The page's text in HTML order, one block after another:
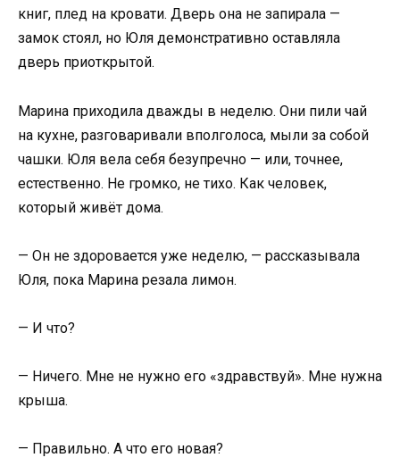
книг, плед на кровати. Дверь она не запирала —
замок стоял, но Юля демонстративно оставляла
дверь приоткрытой.
Марина приходила дважды в неделю. Они пили чай
на кухне, разговаривали вполголоса, мыли за собой
чашки. Юля вела себя безупречно — или, точнее,
естественно. Не громко, не тихо. Как человек,
который живёт дома.
— Он не здоровается уже неделю, — рассказывала
Юля, пока Марина резала лимон.
— И что?
— Ничего. Мне не нужно его «здравствуй». Мне нужна
крыша.
— Правильно. А что его новая?